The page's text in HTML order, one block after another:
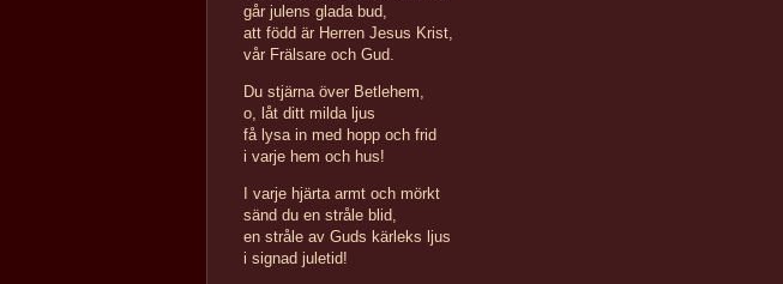
går julens glada bud,
att född är Herren Jesus Krist,
vår Frälsare och Gud.
Du stjärna över Betlehem,
o, låt ditt milda ljus
få lysa in med hopp och frid
i varje hem och hus!
I varje hjärta armt och mörkt
sänd du en stråle blid,
en stråle av Guds kärleks ljus
i signad juletid!